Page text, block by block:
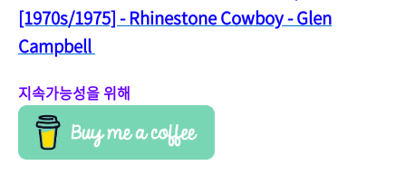
[1970s/1975] - Rhinestone Cowboy - Glen
Campbell
지속가능성을 위해